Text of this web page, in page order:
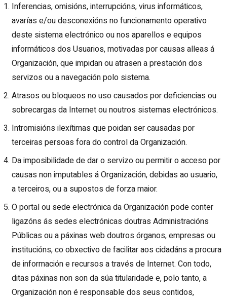
Inferencias, omisións, interrupcións, virus informáticos,
avarías e/ou desconexións no funcionamento operativo
deste sistema electrónico ou nos aparellos e equipos
informáticos dos Usuarios, motivadas por causas alleas á
Organización, que impidan ou atrasen a prestación dos
servizos ou a navegación polo sistema.
Atrasos ou bloqueos no uso causados por deficiencias ou
sobrecargas da Internet ou noutros sistemas electrónicos.
Intromisións ilexítimas que poidan ser causadas por
terceiras persoas fora do control da Organización.
Da imposibilidade de dar o servizo ou permitir o acceso por
causas non imputables á Organización, debidas ao usuario,
a terceiros, ou a supostos de forza maior.
O portal ou sede electrónica da Organización pode conter
ligazóns ás sedes electrónicas doutras Administracións
Públicas ou a páxinas web doutros órganos, empresas ou
institucións, co obxectivo de facilitar aos cidadáns a procura
de información e recursos a través de Internet. Con todo,
ditas páxinas non son da súa titularidade e, polo tanto, a
Organización non é responsable dos seus contidos,